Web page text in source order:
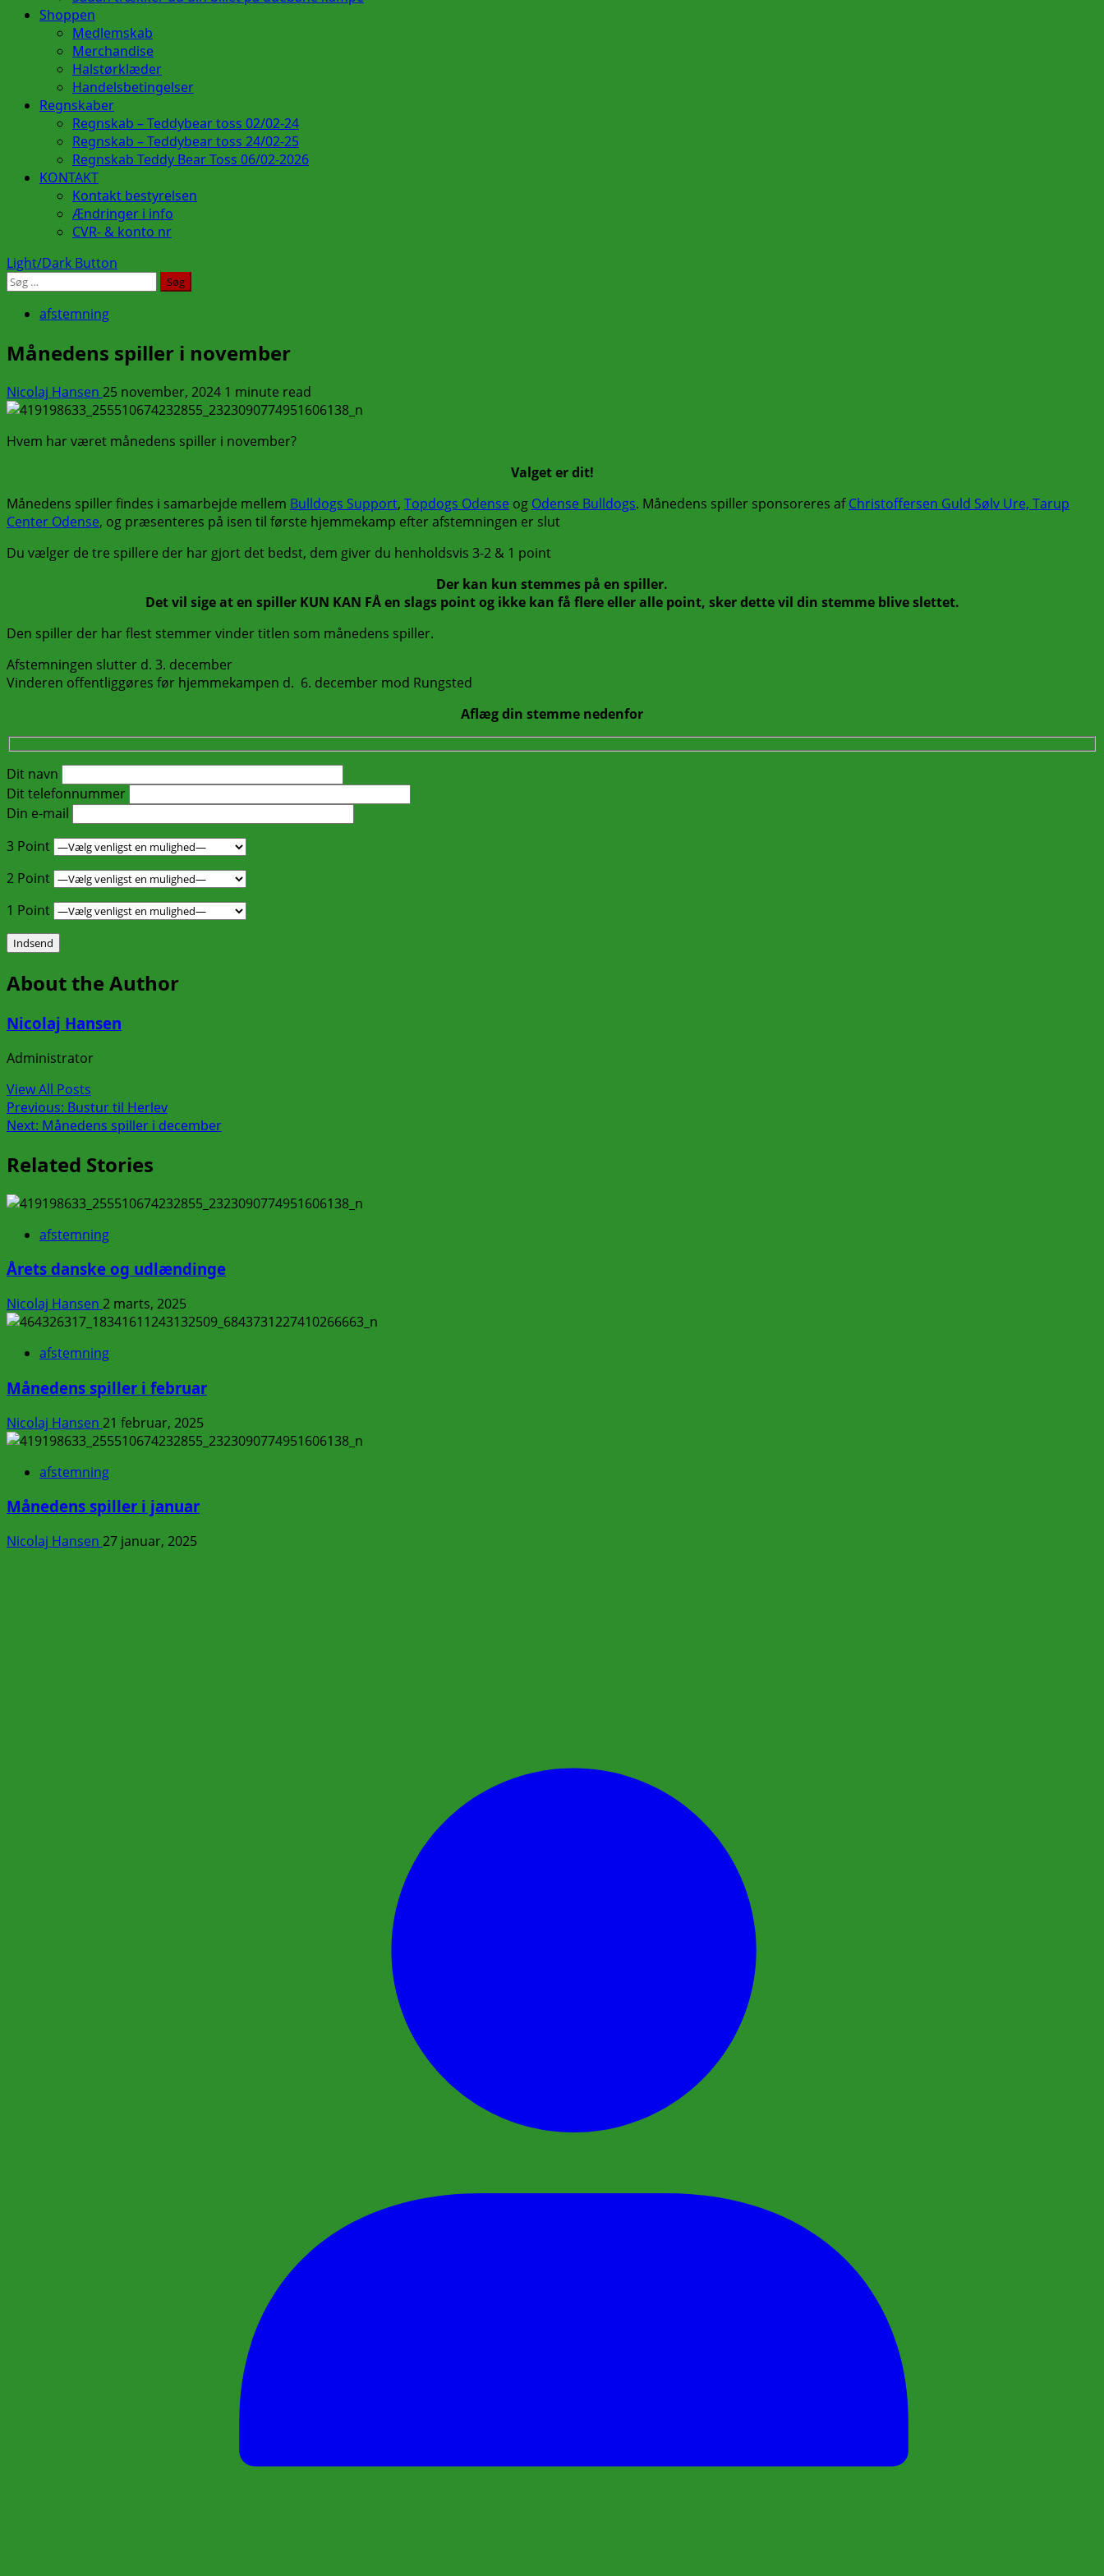
Shoppen
Medlemskab
Merchandise
Halstørklæder
Handelsbetingelser
Regnskaber
Regnskab – Teddybear toss 02/02-24
Regnskab – Teddybear toss 24/02-25
Regnskab Teddy Bear Toss 06/02-2026
KONTAKT
Kontakt bestyrelsen
Ændringer i info
CVR- & konto nr
Light/Dark Button
Søg
afstemning
Månedens spiller i november
Nicolaj Hansen 25 november, 2024 1 minute read
Hvem har været månedens spiller i november?
Valget er dit!
Månedens spiller findes i samarbejde mellem Bulldogs Support, Topdogs Odense og Odense Bulldogs. Månedens spiller sponsoreres afChristoffersen Guld Sølv Ure, Tarup
Center Odense, og præsenteres på isen til første hjemmekamp efter afstemningen er slut
Du vælger de tre spillere der har gjort det bedst, dem giver du henholdsvis 3-2 & 1 point
Der kan kun stemmes på en spiller.
Det vil sige at en spiller KUN KAN FÅ en slags point og ikke kan få flere eller alle point, sker dette vil din stemme blive slettet.
Den spiller der har flest stemmer vinder titlen som månedens spiller.
Afstemningen slutter d. 3. december
Vinderen offentliggøres før hjemmekampen d. 6. december mod Rungsted
Aflæg din stemme nedenfor
Dit navn
Dit telefonnummer
Din e-mail
3 Point
2 Point
1 Point
About the Author
Nicolaj Hansen
Administrator
View All Posts
Post
navigation
Previous: Bustur til Herlev
Next: Månedens spiller i december
Related Stories
afstemning
Årets danske og udlændinge
Nicolaj Hansen 2 marts, 2025
afstemning
Månedens spiller i februar
Nicolaj Hansen 21 februar, 2025
afstemning
Månedens spiller i januar
Nicolaj Hansen 27 januar, 2025